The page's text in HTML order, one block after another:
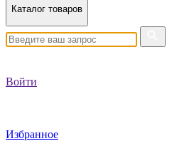
Каталог товаров
Войти
Избранное